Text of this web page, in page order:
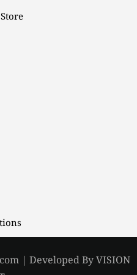
| Developed By VISION